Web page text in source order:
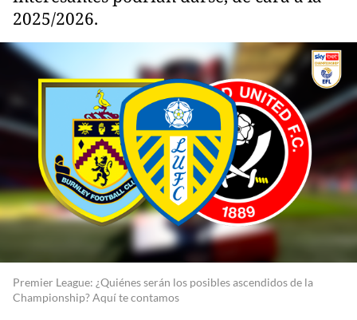
2025/2026.
Premier League: ¿Quiénes serán los posibles ascendidos de la
Championship? Aquí te contamos